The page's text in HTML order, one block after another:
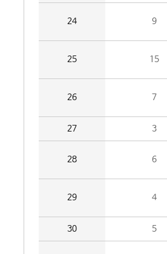
24 9
25 15
26 7
27 3
28 6
29 4
30 5